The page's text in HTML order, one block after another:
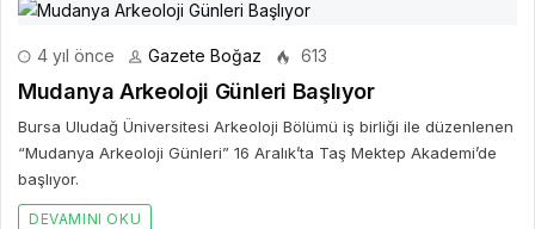
4 yıl önce Gazete Boğaz 613
Mudanya Arkeoloji Günleri Başlıyor
Bursa Uludağ Üniversitesi Arkeoloji Bölümü iş birliği ile düzenlenen
“Mudanya Arkeoloji Günleri” 16 Aralık’ta Taş Mektep Akademi’de
başlıyor.
DEVAMINI OKU